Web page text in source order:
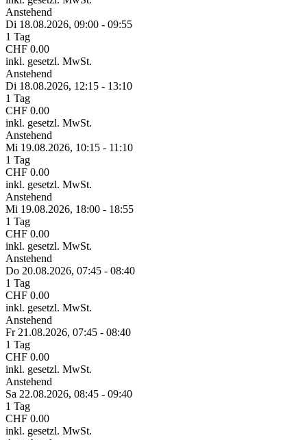
Anstehend
Di 18.08.2026, 09:00 - 09:55
1 Tag
CHF 0.00
inkl. gesetzl. MwSt.
Anstehend
Di 18.08.2026, 12:15 - 13:10
1 Tag
CHF 0.00
inkl. gesetzl. MwSt.
Anstehend
Mi 19.08.2026, 10:15 - 11:10
1 Tag
CHF 0.00
inkl. gesetzl. MwSt.
Anstehend
Mi 19.08.2026, 18:00 - 18:55
1 Tag
CHF 0.00
inkl. gesetzl. MwSt.
Anstehend
Do 20.08.2026, 07:45 - 08:40
1 Tag
CHF 0.00
inkl. gesetzl. MwSt.
Anstehend
Fr 21.08.2026, 07:45 - 08:40
1 Tag
CHF 0.00
inkl. gesetzl. MwSt.
Anstehend
Sa 22.08.2026, 08:45 - 09:40
1 Tag
CHF 0.00
inkl. gesetzl. MwSt.